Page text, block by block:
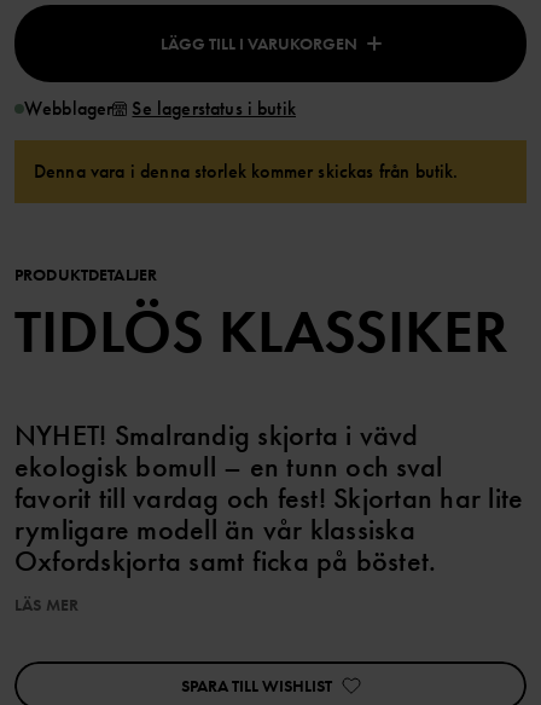
LÄGG TILL I VARUKORGEN
Webblager Se lagerstatus i butik
Denna vara i denna storlek kommer skickas från butik.
PRODUKTDETALJER
TIDLÖS KLASSIKER
NYHET! Smalrandig skjorta i vävd
ekologisk bomull – en tunn och sval
favorit till vardag och fest! Skjortan har lite
rymligare modell än vår klassiska
Oxfordskjorta samt ficka på böstet.
Artikelnummer
Tillverkningsland:Indien
Fabrik
Fareast Fashions Gear
LÄS MER
SPARA TILL WISHLIST